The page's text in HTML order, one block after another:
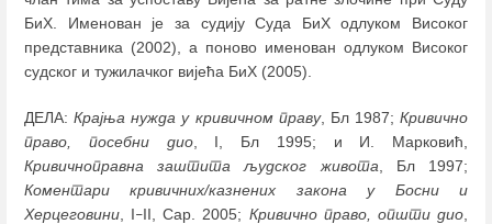
БиХ. Именован је за судију Суда БиХ одлуком Високог
представника (2002), а поново именован одлуком Високог
судског и тужилачког вијећа БиХ (2005).
ДЕЛА:Крајња нужда у кривичном праву, Бл 1987; Кривично
право, посебни дио, I, Бл 1995; и И. Марковић,
Кривичноправна заштита људског живота , Бл 1997;
Коментари кривичних/казнених закона у Босни и
Херцеговини , I–II, Сар. 2005; Кривично право, општи дио